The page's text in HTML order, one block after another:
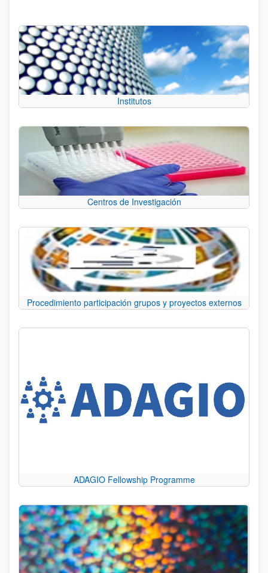
Institutos
Centros de Investigación
Procedimiento participación grupos y proyectos externos
ADAGIO Fellowship Programme